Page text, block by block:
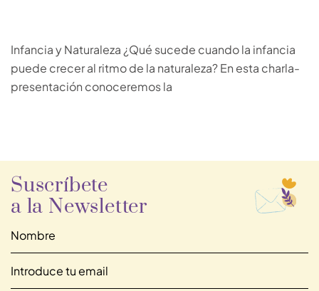
Infancia y Naturaleza ¿Qué sucede cuando la infancia
puede crecer al ritmo de la naturaleza? En esta charla-
presentación conoceremos la
Suscríbete
a la Newsletter